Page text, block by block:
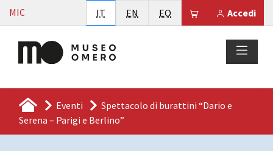
Vai al contenuto
MIC Accedi
Il tuo carrello è
IT Italiano
EN English
EO Esperanto
Eventi
Spettacolo di burattini “Dario e
Serena – Parigi e Berlino”